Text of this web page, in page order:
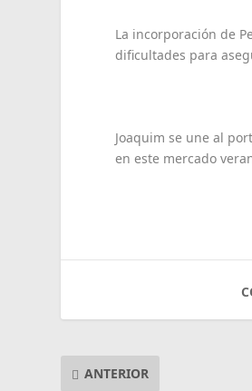
La incorporación de
dificultades para
Joaquim se une al
en este mercado
ANTERIOR